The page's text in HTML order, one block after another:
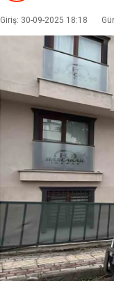
Giriş: 30-09-2025 18:18